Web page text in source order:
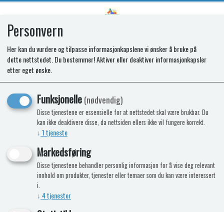
SSS COVER BACK WITH CONSOLE
Personvern
Her kan du vurdere og tilpasse informasjonkapslene vi ønsker å bruke på
dette nettstedet. Du bestemmer! Aktiver eller deaktiver informasjonkapsler
etter eget ønske.
Funksjonelle(nødvendig)
Disse tjenestene er essensielle for at nettstedet skal være brukbar. Du
kan ikke deaktivere disse, da nettsiden ellers ikke vil fungere korrekt.
↓ 1tjeneste
Markedsføring
Disse tjenestene behandler personlig informasjon for å vise deg relevant
innhold om produkter, tjenester eller temaer som du kan være interessert
i.
↓ 4tjenester